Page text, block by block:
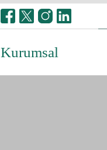
Kurumsal